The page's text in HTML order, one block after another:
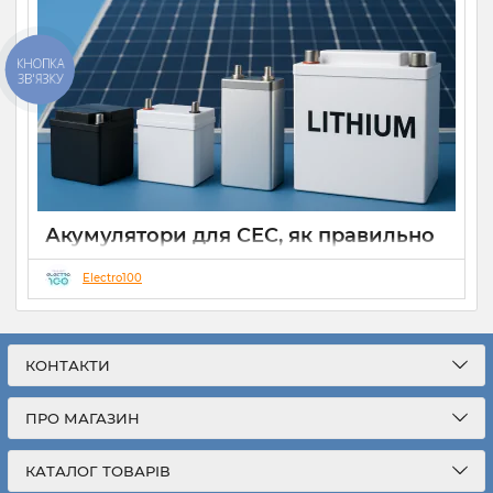
Акумулятори для СЕС, як правильно
вибрати
28 09 2025
класичного типу, що працюють на моментальну
компактніші та достатньо ефективні, що є їх невід’ємною
перевагою, але як у всьому, будь-яка сила одночасно
породжує слабкість, позаяк, такі електростанції мають
інсоляція різної інтенсивності, це призводить до не
Electro100
КОНТАКТИ
ПРО МАГАЗИН
КАТАЛОГ ТОВАРІВ
КНОПКА
ЗВ'ЯЗКУ